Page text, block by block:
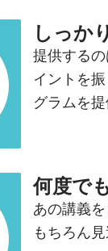
しっか
提供する
イントを
グラムを提
何度で
あの講義
もちろん